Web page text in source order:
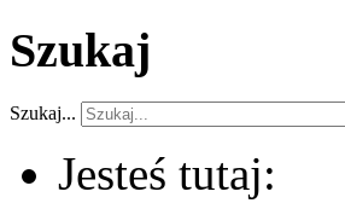
Szukaj
Szukaj...
Jesteś tutaj: